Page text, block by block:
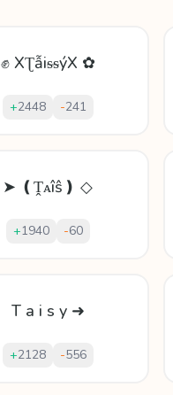
✊ XƮẫіᵴᵴýX ✿
+2448 -241
➤ ❪Ṱᴀîŝ❫ ◇
+1940 -60
T a i s y ➜
+2128 -556